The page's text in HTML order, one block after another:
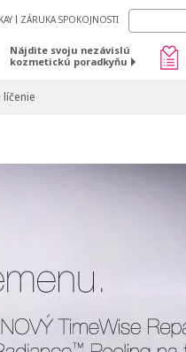
ZÁRUKA SPOKOJNOSTI
Nájdite svoju nezávislú
kozmetickú poradkyňu
líčenie